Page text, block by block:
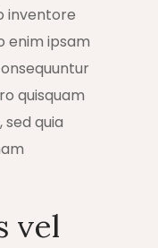
inventore
enim ipsam
quisquam
quia
vel